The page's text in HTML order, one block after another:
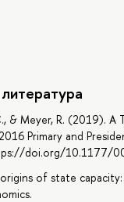
& Meyer, R. (2019).
Primary and
doi.org/10.1177/
of state